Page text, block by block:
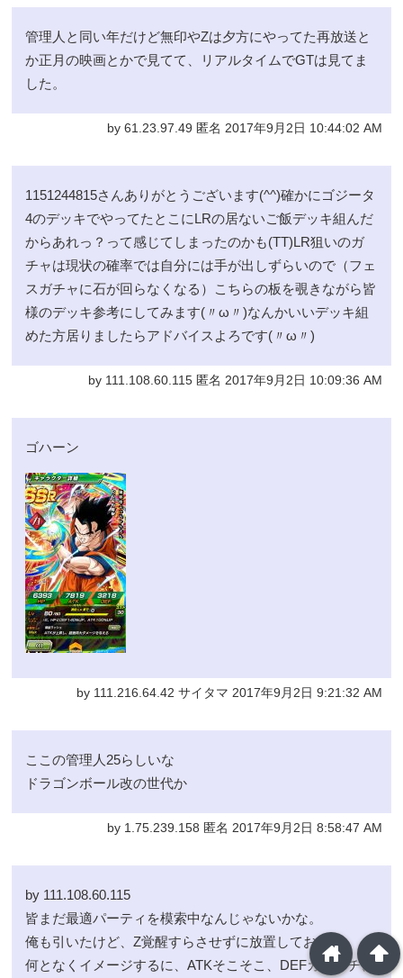
管理人と同い年だけど無印やZは夕方にやってた再放送と
か正月の映画とかで見てて、リアルタイムでGTは見てま
した。
by 61.23.97.49 匿名 2017年9月2日 10:44:02 AM
1151244815さんありがとうございます(^^)確かにゴジータ
4のデッキでやってたとこにLRの居ないご飯デッキ組んだ
からあれっ？って感じてしまったのかも(TT)LR狙いのガ
チャは現状の確率では自分には手が出しずらいので（フェ
スガチャに石が回らなくなる）こちらの板を覗きながら皆
様のデッキ参考にしてみます(〃ω〃)なんかいいデッキ組
めた方居りましたらアドバイスよろです(〃ω〃)
by 111.108.60.115 匿名 2017年9月2日 10:09:36 AM
ゴハーン
by 111.216.64.42 サイタマ 2017年9月2日 9:21:32 AM
ここの管理人25らしいな
ドラゴンボール改の世代か
by 1.75.239.158 匿名 2017年9月2日 8:58:47 AM
by 111.108.60.115
皆まだ最適パーティを模索中なんじゃないかな。
俺も引いたけど、Z覚醒すらさせずに放置しておるw
何となくイメージするに、ATKそこそこ、DEFカチカチ、arrowup
home